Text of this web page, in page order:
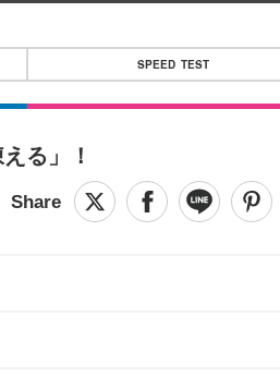
SPEED TEST
る」！